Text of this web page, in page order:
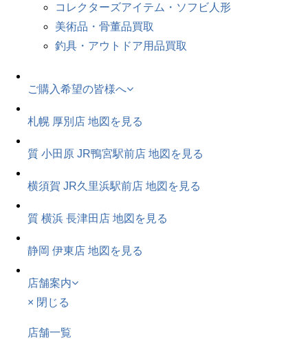
コレクターズアイテム・ソフビ人形
美術品・骨董品買取
釣具・アウトドア用品買取
ご購入希望の皆様へ
札幌 厚別店 地図を見る
質 小田原 JR鴨宮駅前店 地図を見る
横須賀 JR久里浜駅前店 地図を見る
質 横浜 長津田店 地図を見る
静岡 伊東店 地図を見る
店舗案内
× 閉じる
店舗一覧